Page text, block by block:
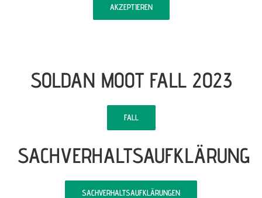
AKZEPTIEREN
SOLDAN MOOT FALL 2023
FALL
SACHVERHALTSAUFKLÄRUNG
SACHVERHALTSAUFKLÄRUNGEN